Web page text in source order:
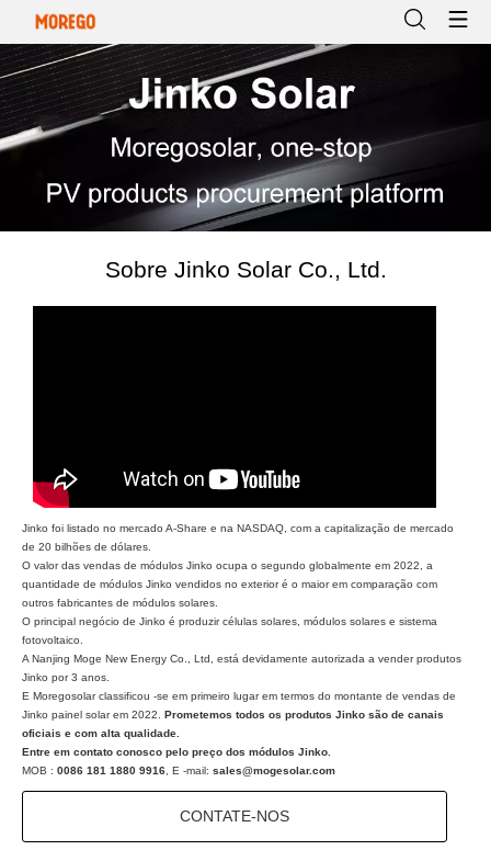
Sobre Jinko Solar Co., Ltd.
Jinko foi listado no mercado A-Share e na NASDAQ, com a capitalização de mercado
de 20 bilhões de dólares.
O valor das vendas de módulos Jinko ocupa o segundo globalmente em 2022, a
quantidade de módulos Jinko vendidos no exterior é o maior em comparação com
outros fabricantes de módulos solares.
O principal negócio de Jinko é produzir células solares, módulos solares e sistema
fotovoltaico.
A Nanjing Moge New Energy Co., Ltd, está devidamente autorizada a vender produtos
Jinko por 3 anos.
E Moregosolar classificou -se em primeiro lugar em termos do montante de vendas de
Jinko painel solar em 2022. Prometemos todos os produtos Jinko são de canais
oficiais e com alta qualidade.
Entre em contato conosco pelo preço dos módulos Jinko.
MOB : 0086 181 1880 9916, E -mail: sales@mogesolar.com
CONTATE-NOS